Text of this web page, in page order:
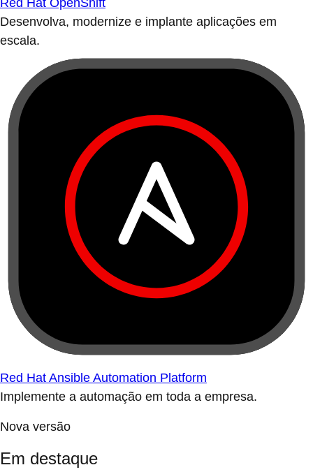
Red Hat OpenShift
Desenvolva, modernize e implante aplicações em
escala.
Red Hat Ansible Automation Platform
Implemente a automação em toda a empresa.
Nova versão
Em destaque